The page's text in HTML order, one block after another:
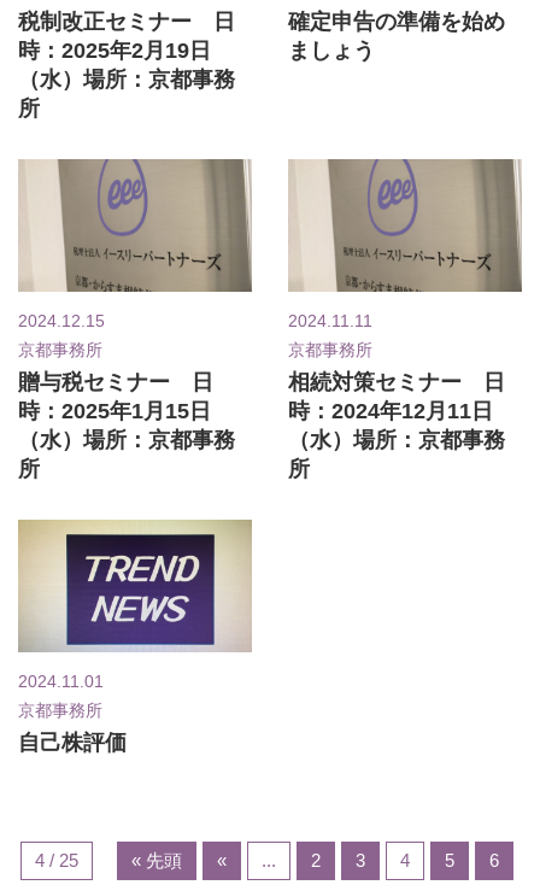
税制改正セミナー 日
時：2025年2月19日
（水）場所：京都事務
所
確定申告の準備を始め
ましょう
2024.12.15
京都事務所
贈与税セミナー 日
時：2025年1月15日
（水）場所：京都事務
所
2024.11.11
京都事務所
相続対策セミナー 日
時：2024年12月11日
（水）場所：京都事務
所
2024.11.01
京都事務所
自己株評価
4 / 25 « 先頭 « ... 2 3 4 5 6